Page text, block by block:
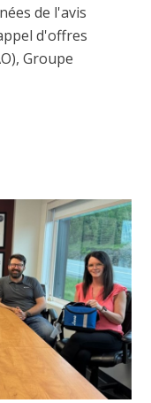
de l'avis
d'offres
Groupe